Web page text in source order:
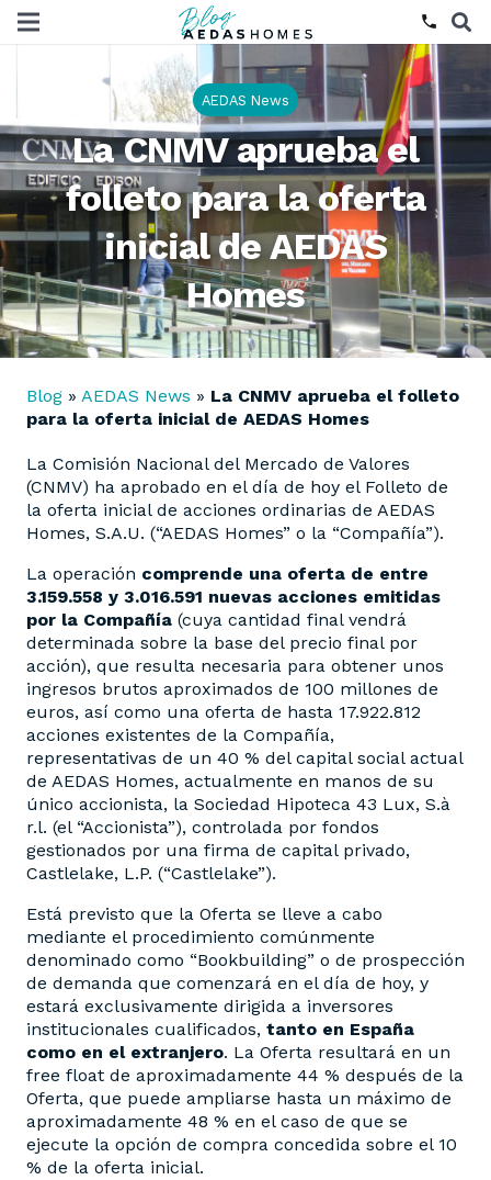
phone
AEDAS News
La CNMV aprueba el
folleto para la oferta
inicial de AEDAS
Homes
Blog » AEDAS News » La CNMV aprueba el folleto
para la oferta inicial de AEDAS Homes
La Comisión Nacional del Mercado de Valores
(CNMV) ha aprobado en el día de hoy el Folleto de
la oferta inicial de acciones ordinarias de AEDAS
Homes, S.A.U. (“AEDAS Homes” o la “Compañía”).
La operación comprende una oferta de entre
3.159.558 y 3.016.591 nuevas acciones emitidas
por la Compañía (cuya cantidad final vendrá
determinada sobre la base del precio final por
acción), que resulta necesaria para obtener unos
ingresos brutos aproximados de 100 millones de
euros, así como una oferta de hasta 17.922.812
acciones existentes de la Compañía,
representativas de un 40 % del capital social actual
de AEDAS Homes, actualmente en manos de su
único accionista, la Sociedad Hipoteca 43 Lux, S.à
r.l. (el “Accionista”), controlada por fondos
gestionados por una firma de capital privado,
Castlelake, L.P. (“Castlelake”).
Está previsto que la Oferta se lleve a cabo
mediante el procedimiento comúnmente
denominado como “Bookbuilding” o de prospección
de demanda que comenzará en el día de hoy, y
estará exclusivamente dirigida a inversores
institucionales cualificados, tanto en España
como en el extranjero. La Oferta resultará en un
free float de aproximadamente 44 % después de la
Oferta, que puede ampliarse hasta un máximo de
aproximadamente 48 % en el caso de que se
ejecute la opción de compra concedida sobre el 10
% de la oferta inicial.